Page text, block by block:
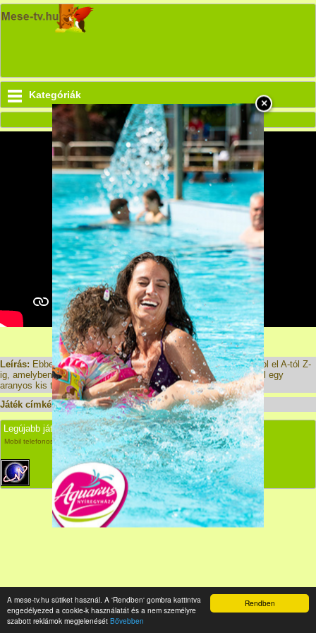
Rendben
A mese-tv.hu sütiket használ. A 'Rendben' gombra kattintva
engedélyezed a cookie-k használatát és a nem személyre
szabott reklámok megjelenését Bővebben
×
Kategóriák
Szofi és Borisz - Abcd
Hirdetés:
Leírás: Ebben a dalban Szofi és Borisz az ABC világába kalauzol el A-tól Z-
ig, amelyben az egyszerűsített magyar abc valamennyi betűjével egy
aranyos kis történetet mutat be.
Játék címkék:Szofi és Borisz,Abcd ,magyar,
Legújabb játékok Kapcsolat Partnerek
Mobil telefonos mesék és rajzfilmek gyerekeknek - Ingyen online html5 mesék